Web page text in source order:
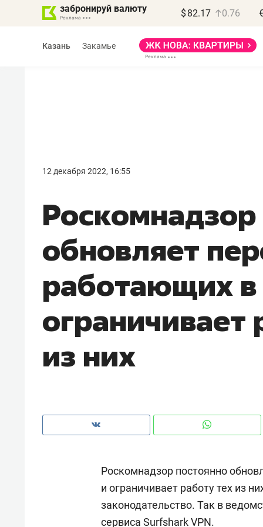
забронируй валюту $ 82.17 0.76
Казань Закамье
12 декабря 2022, 16:55
обновляет
работающих
ограничивает
из них
Роскомнадзор постоянно
и ограничивает работу тех из
законодательство. Так в
сервиса Surfshark VPN.
правил, бизнес может
потерять минимум
Как бизнесу выйти на зарубежные
рынки, почему надо знать
чем интересен Оман?
Рекомендуем
Как ГК «МИР ГРУПП» и ВТБ
создают оазис жилого
комфорта под Казанью
150
ID